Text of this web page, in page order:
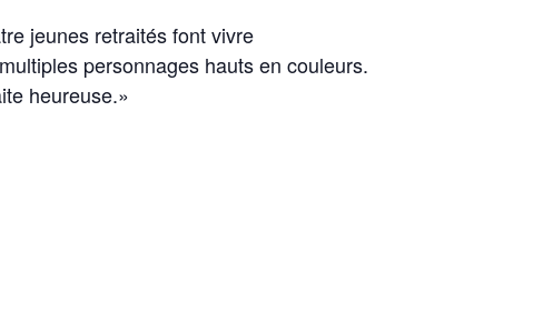
jeunes retraités font vivre
personnages hauts en couleurs.
heureuse.»